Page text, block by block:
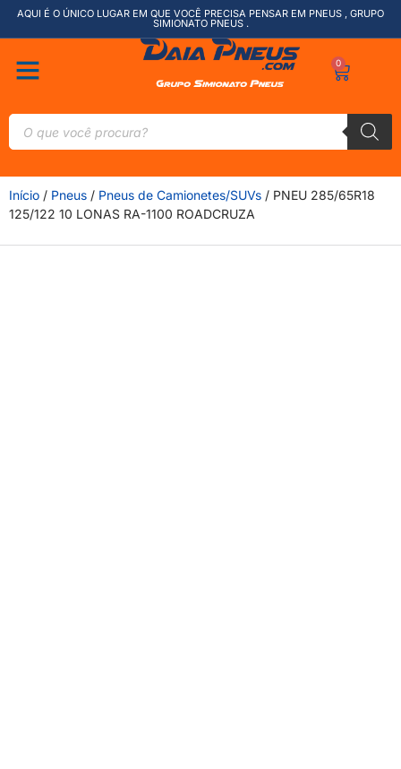
AQUI É O ÚNICO LUGAR EM QUE VOCÊ PRECISA PENSAR EM PNEUS , GRUPO
SIMIONATO PNEUS .
0
Início / Pneus / Pneus de Camionetes/SUVs / PNEU 285/65R18
125/122 10 LONAS RA-1100 ROADCRUZA